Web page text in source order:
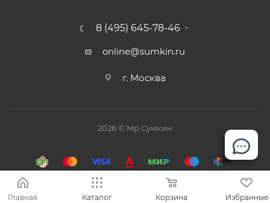
8 (495) 645-78-46
online@sumkin.ru
г. Москва
2026 © Mр.Сумкин
Главная Каталог Корзина Избранные